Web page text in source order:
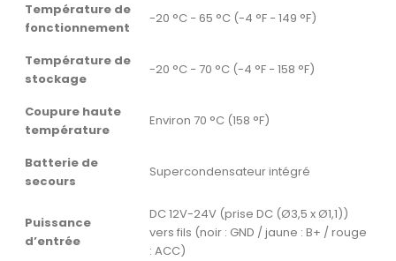
Température de
fonctionnement
-20 °C − 65 °C (-4 °F − 149 °F)
Température de
stockage
-20 °C − 70 °C (-4 °F − 158 °F)
Coupure haute
température
Environ 70 °C (158 °F)
Batterie de
secours
Supercondensateur intégré
Puissance
d’entrée
DC 12V-24V (prise DC (Ø3,5 x Ø1,1))
vers fils (noir : GND / jaune : B+ / rouge
: ACC)